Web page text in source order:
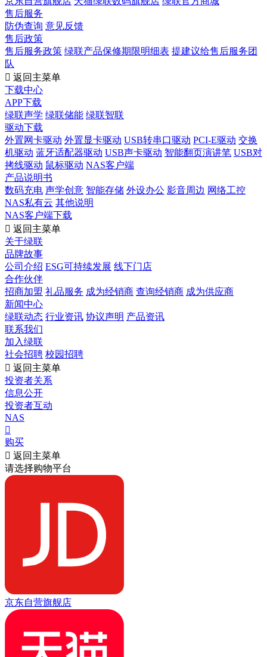
售后服务
防伪查询 意见反馈
售后政策
售后服务政策 绿联产品保修期限明细表 提建议给售后服务团
队
 返回主菜单
下载中心
APP下载
绿联声学 绿联储能 绿联智联
驱动下载
外置网卡驱动 外置显卡驱动 USB转串口驱动 PCI-E驱动 交换
机驱动 蓝牙适配器驱动 USB声卡驱动 智能翻页演讲笔 USB对
拷线驱动 鼠标驱动 NAS客户端
产品说明书
数码充电 声学创意 智能存储 外设办公 影音周边 网络工控
NAS私有云 其他说明
NAS客户端下载
 返回主菜单
关于绿联
品牌故事
公司介绍 ESG可持续发展 线下门店
合作伙伴
招商加盟 礼品服务 成为经销商 查询经销商 成为供应商
新闻中心
绿联动态 行业资讯 协议声明 产品资讯
联系我们
加入绿联
社会招聘 校园招聘
 返回主菜单
投资者关系
信息公开
投资者互动
NAS

购买
 返回主菜单
请选择购物平台
京东自营旗舰店